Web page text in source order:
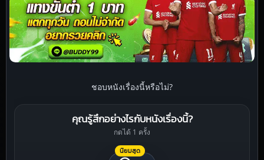
ชอบหนังเรื่องนี้หรือไม่?
คุณรู้สึกอย่างไรกับหนังเรื่องนี้?
กดได้ 1 ครั้ง
นิยมสุด